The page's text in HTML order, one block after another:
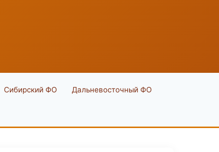
Сибирский ФО Дальневосточный ФО